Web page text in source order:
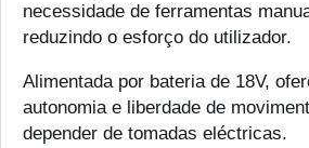
necessidade de ferramentas
reduzindo o esforço do utilizador.
Alimentada por bateria de 18V,
autonomia e liberdade de
depender de tomadas eléctricas.